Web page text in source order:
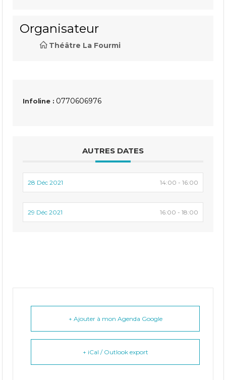
Organisateur
Théâtre La Fourmi
Infoline : 0770606976
AUTRES DATES
28 Déc 2021 14:00 - 16:00
29 Déc 2021 16:00 - 18:00
+ Ajouter à mon Agenda Google
+ iCal / Outlook export